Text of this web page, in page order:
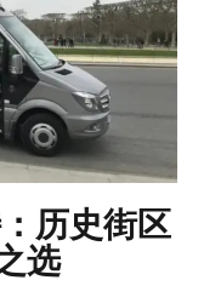
历史街区
选